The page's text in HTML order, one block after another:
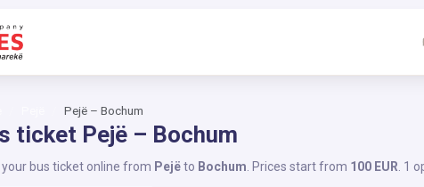
Pejë – Bochum
ticket Pejë – Bochum
your bus ticket online from Pejëto Bochum . Prices start from 100 EUR . 1